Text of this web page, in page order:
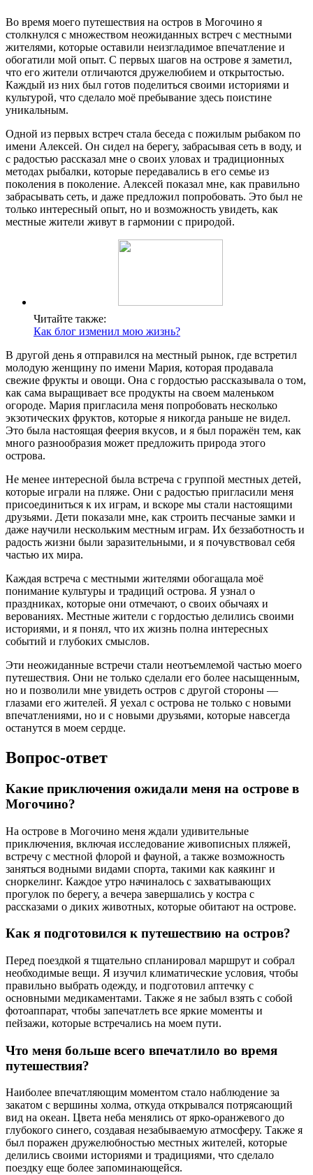
Во время моего путешествия на остров в Могочино я
столкнулся с множеством неожиданных встреч с местными
жителями, которые оставили неизгладимое впечатление и
обогатили мой опыт. С первых шагов на острове я заметил,
что его жители отличаются дружелюбием и открытостью.
Каждый из них был готов поделиться своими историями и
культурой, что сделало моё пребывание здесь поистине
уникальным.
Одной из первых встреч стала беседа с пожилым рыбаком по
имени Алексей. Он сидел на берегу, забрасывая сеть в воду, и
с радостью рассказал мне о своих уловах и традиционных
методах рыбалки, которые передавались в его семье из
поколения в поколение. Алексей показал мне, как правильно
забрасывать сеть, и даже предложил попробовать. Это был не
только интересный опыт, но и возможность увидеть, как
местные жители живут в гармонии с природой.
Читайте также:
Как блог изменил мою жизнь?
В другой день я отправился на местный рынок, где встретил
молодую женщину по имени Мария, которая продавала
свежие фрукты и овощи. Она с гордостью рассказывала о том,
как сама выращивает все продукты на своем маленьком
огороде. Мария пригласила меня попробовать несколько
экзотических фруктов, которые я никогда раньше не видел.
Это была настоящая феерия вкусов, и я был поражён тем, как
много разнообразия может предложить природа этого
острова.
Не менее интересной была встреча с группой местных детей,
которые играли на пляже. Они с радостью пригласили меня
присоединиться к их играм, и вскоре мы стали настоящими
друзьями. Дети показали мне, как строить песчаные замки и
даже научили нескольким местным играм. Их беззаботность и
радость жизни были заразительными, и я почувствовал себя
частью их мира.
Каждая встреча с местными жителями обогащала моё
понимание культуры и традиций острова. Я узнал о
праздниках, которые они отмечают, о своих обычаях и
верованиях. Местные жители с гордостью делились своими
историями, и я понял, что их жизнь полна интересных
событий и глубоких смыслов.
Эти неожиданные встречи стали неотъемлемой частью моего
путешествия. Они не только сделали его более насыщенным,
но и позволили мне увидеть остров с другой стороны —
глазами его жителей. Я уехал с острова не только с новыми
впечатлениями, но и с новыми друзьями, которые навсегда
останутся в моем сердце.
Вопрос-ответ
Какие приключения ожидали меня на острове в
Могочино?
На острове в Могочино меня ждали удивительные
приключения, включая исследование живописных пляжей,
встречу с местной флорой и фауной, а также возможность
заняться водными видами спорта, такими как каякинг и
сноркелинг. Каждое утро начиналось с захватывающих
прогулок по берегу, а вечера завершались у костра с
рассказами о диких животных, которые обитают на острове.
Как я подготовился к путешествию на остров?
Перед поездкой я тщательно спланировал маршрут и собрал
необходимые вещи. Я изучил климатические условия, чтобы
правильно выбрать одежду, и подготовил аптечку с
основными медикаментами. Также я не забыл взять с собой
фотоаппарат, чтобы запечатлеть все яркие моменты и
пейзажи, которые встречались на моем пути.
Что меня больше всего впечатлило во время
путешествия?
Наиболее впечатляющим моментом стало наблюдение за
закатом с вершины холма, откуда открывался потрясающий
вид на океан. Цвета неба менялись от ярко-оранжевого до
глубокого синего, создавая незабываемую атмосферу. Также я
был поражен дружелюбностью местных жителей, которые
делились своими историями и традициями, что сделало
поездку еще более запоминающейся.